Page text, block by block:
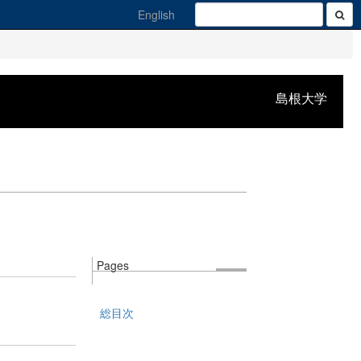
English
島根大学
Pages
総目次